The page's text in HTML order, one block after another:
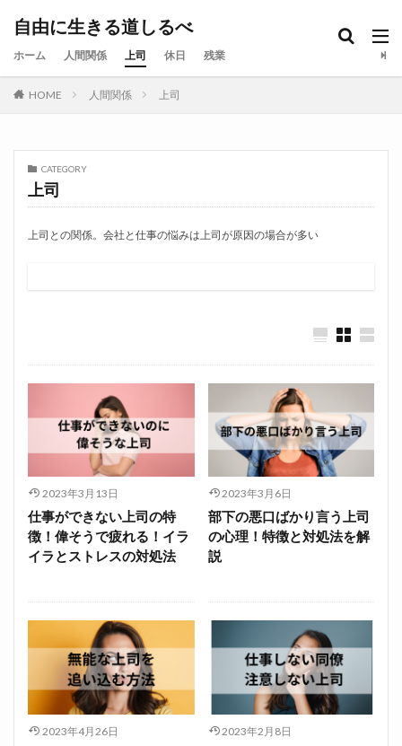
自由に生きる道しるべ
ホーム 人間関係 上司 休日 残業
HOME 人間関係 上司
CATEGORY
上司
上司との関係。会社と仕事の悩みは上司が原因の場合が多い
2023年3月13日
仕事ができない上司の特
徴！偉そうで疲れる！イラ
イラとストレスの対処法
2023年3月6日
部下の悪口ばかり言う上司
の心理！特徴と対処法を解
説
2023年4月26日 2023年2月8日